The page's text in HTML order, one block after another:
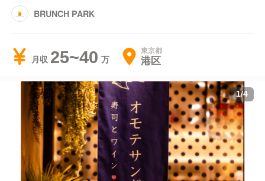
BRUNCH PARK
月収 25~40 東京都
港区
1/4